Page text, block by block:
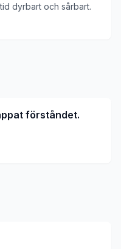
dyrbart och sårbart.
förståndet.